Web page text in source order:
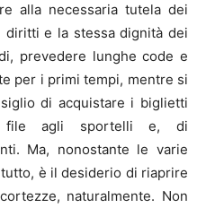
alla necessaria tutela dei
diritti e la stessa dignità dei
prevedere lunghe code e
per i primi tempi, mentre si
di acquistare i biglietti
file agli sportelli e, di
Ma, nonostante le varie
è il desiderio di riaprire
naturalmente. Non